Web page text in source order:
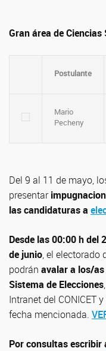
Gran área de
Postulante
Mario
Pecheny
Del 9 al 11 de mayo,
presentar
las candidaturas a
Desde las 00:00 h del
de junio, el electorado
podrán avalar a los/
Sistema de Elecciones
Intranet del CONICET
fecha mencionada.
Por consultas escribir